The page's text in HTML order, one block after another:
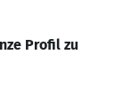
Profil zu